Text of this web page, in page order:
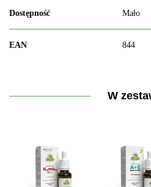
Dostępność Mało
EAN 844
W